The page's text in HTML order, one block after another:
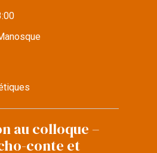
au colloque –
conte et